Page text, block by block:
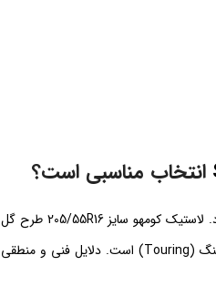
انتخاب مناسبی است؟
انتخاب تایر مناسب، تأثیر مستقیم بر ایمنی، مصرف سوخت، راحتی سواری و عملکرد خودرو دارد. لاستیک کومهو سایز 205/55R16 طرح گل
SOLUS TA31 با تکنولوژی پیشرفته کره‌ای، یکی از گزینه‌های قابل‌اعتماد در کلاس تایرهای تورینگ (Touring) است. دلایل فنی و منطقی